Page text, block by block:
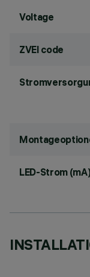
Voltage
ZVEI code
LED-Strom